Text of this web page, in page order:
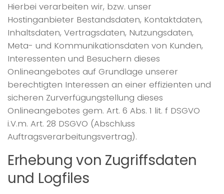
Hierbei verarbeiten wir, bzw. unser
Hostinganbieter Bestandsdaten, Kontaktdaten,
Inhaltsdaten, Vertragsdaten, Nutzungsdaten,
Meta- und Kommunikationsdaten von Kunden,
Interessenten und Besuchern dieses
Onlineangebotes auf Grundlage unserer
berechtigten Interessen an einer effizienten und
sicheren Zurverfügungstellung dieses
Onlineangebotes gem. Art. 6 Abs. 1 lit. f DSGVO
i.V.m. Art. 28 DSGVO (Abschluss
Auftragsverarbeitungsvertrag).
Erhebung von Zugriffsdaten
und Logfiles